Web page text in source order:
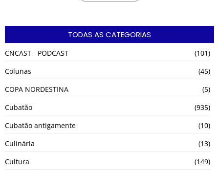
TODAS AS CATEGORIAS
CNCAST - PODCAST
(101)
Colunas
(45)
COPA NORDESTINA
(5)
Cubatão
(935)
Cubatão antigamente
(10)
Culinária
(13)
Cultura
(149)